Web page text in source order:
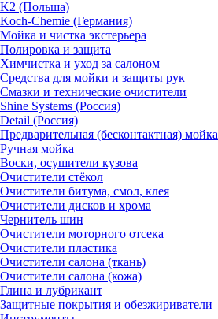
K2 (Польша)
Koch-Chemie (Германия)
Мойка и чистка экстерьера
Полировка и защита
Химчистка и уход за салоном
Средства для мойки и защиты рук
Смазки и технические очистители
Shine Systems (Россия)
Detail (Россия)
Предварительная (бесконтактная) мойка
Ручная мойка
Воски, осушители кузова
Очистители стёкол
Очистители битума, смол, клея
Очистители дисков и хрома
Чернитель шин
Очистители моторного отсека
Очистители пластика
Очистители салона (ткань)
Очистители салона (кожа)
Глина и лубрикант
Защитные покрытия и обезжириватели